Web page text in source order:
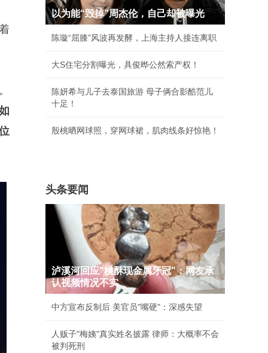
以为能“毁掉”周杰伦，自己却被曝光
陈璇“屈膝”风波再发酵，上海主持人接连离职
大S住宅分割曝光，具俊晔公然索产权！
陈妍希与儿子去泰国旅游 母子俩合影酷范儿
十足！
殷桃晒网球照，穿网球裙，肌肉线条好惊艳！
头条要闻
泸溪河回应"桃酥现金属牙冠"：网友承
认视频情况不实
中方宣布反制后 美官员"嘴硬"：深感失望
人贩子"梅姨"真实姓名披露 律师：大概率不会
被判死刑